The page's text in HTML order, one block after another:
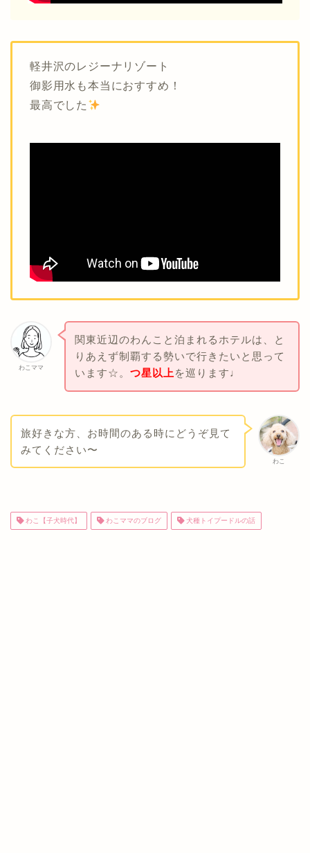
軽井沢のレジーナリゾート
御影用水も本当におすすめ！
最高でした
わこママ
関東近辺のわんこと泊まれるホテルは、と
りあえず制覇する勢いで行きたいと思って
います☆。 つ星以上 を巡ります♩
わこ
旅好きな方、お時間のある時にどうぞ見て
みてください〜
わこ【子犬時代】 わこママのブログ 犬種トイプードルの話